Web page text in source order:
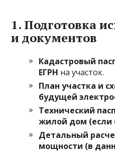
1. Подготовка
и документов
Кадастровый
ЕГРН на участок.
План участка и
будущей
Технический
жилой дом (если
Детальный
мощности (в